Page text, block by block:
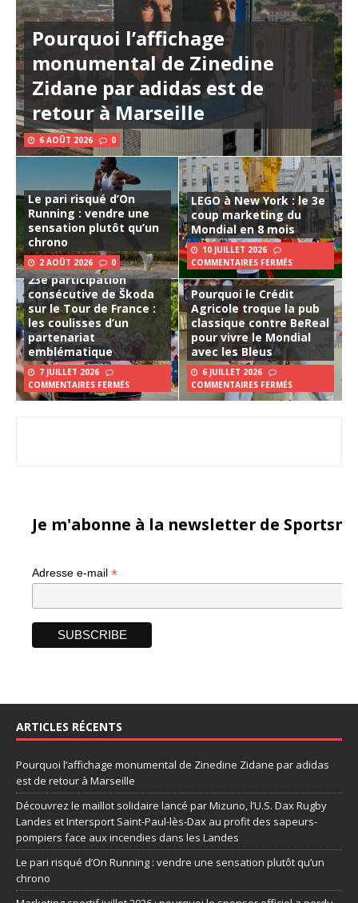
Pourquoi l’affichage
monumental de Zinedine
Zidane par adidas est de
retour à Marseille
6 AOÛT 2026 0
Le pari risqué d’On
Running : vendre une
sensation plutôt qu’un
chrono
2 AOÛT 2026 0
LEGO à New York : le 3e
coup marketing du
Mondial en 8 mois
10 JUILLET 2026
COMMENTAIRES FERMÉS
23e participation
consécutive de Škoda
sur le Tour de France :
les coulisses d’un
partenariat
emblématique
7 JUILLET 2026
COMMENTAIRES FERMÉS
Pourquoi le Crédit
Agricole troque la pub
classique contre BeReal
pour vivre le Mondial
avec les Bleus
6 JUILLET 2026
COMMENTAIRES FERMÉS
Je m'abonne à la newsletter de
Adresse e-mail *
ARTICLES RÉCENTS
Pourquoi l’affichage monumental de Zinedine Zidane par adidas
est de retour à Marseille
Découvrez le maillot solidaire lancé par Mizuno, l’U.S. Dax Rugby
Landes et Intersport Saint-Paul-lès-Dax au profit des sapeurs-
pompiers face aux incendies dans les Landes
Le pari risqué d’On Running : vendre une sensation plutôt qu’un
chrono